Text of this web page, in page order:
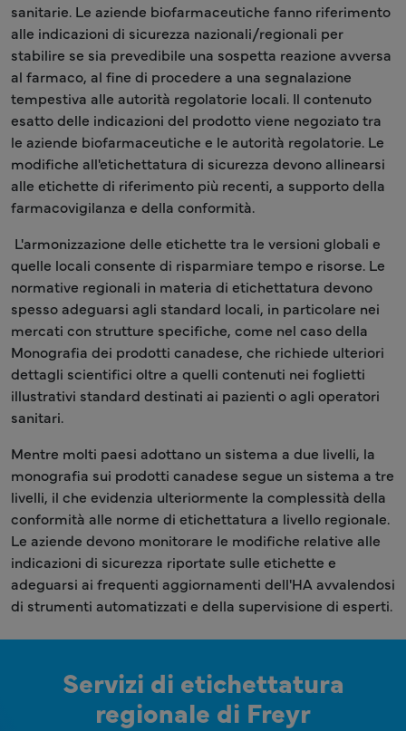
sanitarie. Le aziende biofarmaceutiche fanno riferimento
alle indicazioni di sicurezza nazionali/regionali per
stabilire se sia prevedibile una sospetta reazione avversa
al farmaco, al fine di procedere a una segnalazione
tempestiva alle autorità regolatorie locali. Il contenuto
esatto delle indicazioni del prodotto viene negoziato tra
le aziende biofarmaceutiche e le autorità regolatorie. Le
modifiche all'etichettatura di sicurezza devono allinearsi
alle etichette di riferimento più recenti, a supporto della
farmacovigilanza e della conformità.
L'armonizzazione delle etichette tra le versioni globali e
quelle locali consente di risparmiare tempo e risorse. Le
normative regionali in materia di etichettatura devono
spesso adeguarsi agli standard locali, in particolare nei
mercati con strutture specifiche, come nel caso della
Monografia dei prodotti canadese, che richiede ulteriori
dettagli scientifici oltre a quelli contenuti nei foglietti
illustrativi standard destinati ai pazienti o agli operatori
sanitari.
Mentre molti paesi adottano un sistema a due livelli, la
monografia sui prodotti canadese segue un sistema a tre
livelli, il che evidenzia ulteriormente la complessità della
conformità alle norme di etichettatura a livello regionale.
Le aziende devono monitorare le modifiche relative alle
indicazioni di sicurezza riportate sulle etichette e
adeguarsi ai frequenti aggiornamenti dell'HA avvalendosi
di strumenti automatizzati e della supervisione di esperti.
Servizi di etichettatura
regionale di Freyr